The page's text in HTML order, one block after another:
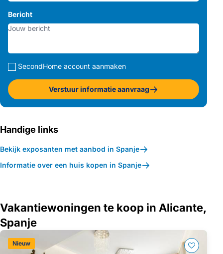
Bericht
SecondHome account aanmaken
Verstuur informatie aanvraag
Handige links
Bekijk exposanten met aanbod in Spanje
Informatie over een huis kopen in Spanje
Vakantiewoningen te koop in Alicante,
Spanje
Nieuw